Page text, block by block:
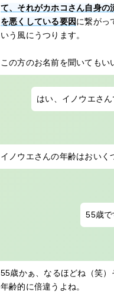
て、それがカホコさん自身の
を悪くしている要因に繋がっ
いう風にうつります。
この方のお名前を聞いてもい
はい、イノウエさん
イノウエさんの年齢はおいく
55歳で
55歳かぁ、なるほどね（笑）
年齢的に倍違うよね。